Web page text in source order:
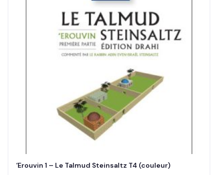
‘Erouvin 1 – Le Talmud Steinsaltz T4 (couleur)